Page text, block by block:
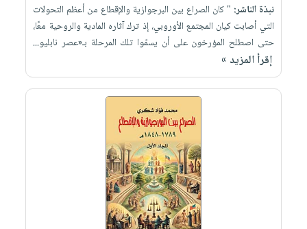
نبذة الناشر: " كان الصراع بين البرجوازية والإقطاع من أعظم التحولات
التي أصابت كيان المجتمع الأوروبي، إذ ترك آثاره المادية والروحية معًا،
حتى اصطلح المؤرخون على أن يسمّوا تلك المرحلة بـ«عصر نابليو...
إقرأ المزيد »